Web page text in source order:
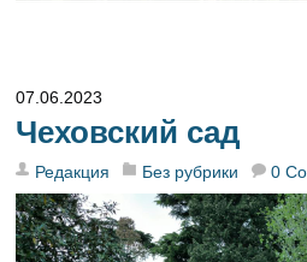
07.06.2023
Чеховский сад
Редакция Без рубрики 0